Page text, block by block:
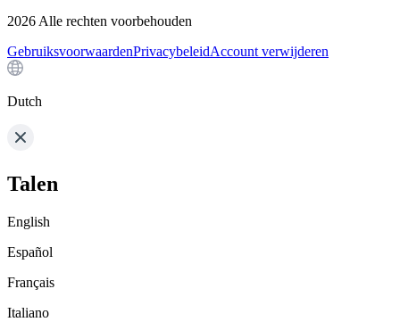
2026 Alle rechten voorbehouden
GebruiksvoorwaardenPrivacybeleidAccount verwijderen
Dutch
Talen
English
Español
Français
Italiano